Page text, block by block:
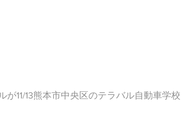
11/13熊本市中央区のテラバル自動車学校